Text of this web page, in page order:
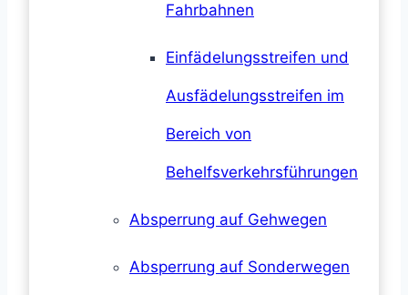
Fahrbahnen
Einfädelungsstreifen und
Ausfädelungsstreifen im
Bereich von
Behelfsverkehrsführungen
Absperrung auf Gehwegen
Absperrung auf Sonderwegen